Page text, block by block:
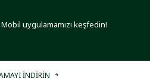
Mobil uygulamamızı keşfedin!
İNDİRİN